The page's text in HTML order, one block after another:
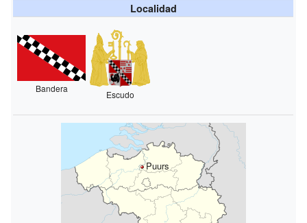
Localidad
Bandera
Escudo
Puurs